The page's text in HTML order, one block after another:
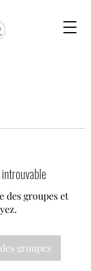
des groupes et
groupes